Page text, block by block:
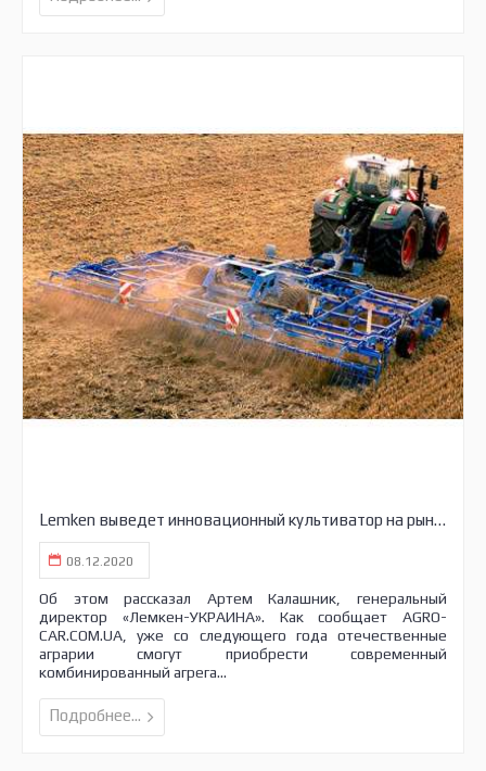
Lemken выведет инновационный культиватор на рынок Украины
08.12.2020
Об этом рассказал Артем Калашник, генеральный
директор «Лемкен-УКРАИНА». Как сообщает AGRO-
CAR.COM.UA, уже со следующего года отечественные
аграрии смогут приобрести современный
комбинированный агрега...
Подробнее...